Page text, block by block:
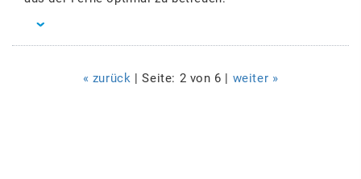
« zurück | Seite: 2 von 6 | weiter »